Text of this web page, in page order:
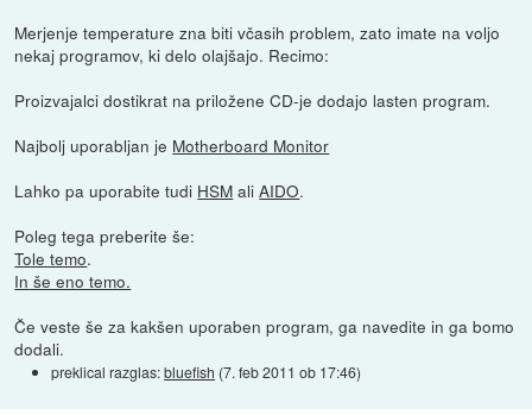
Merjenje temperature zna biti včasih problem, zato imate na voljo
nekaj programov, ki delo olajšajo. Recimo:
Proizvajalci dostikrat na priložene CD-je dodajo lasten program.
Najbolj uporabljan je Motherboard Monitor
Lahko pa uporabite tudi HSM aliAIDO.
Poleg tega preberite še:
Tole temo.
In še eno temo.
Če veste še za kakšen uporaben program, ga navedite in ga bomo
dodali.
preklical razglas:bluefish (7. feb 2011 ob 17:46)